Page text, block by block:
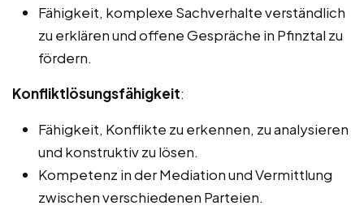
Fähigkeit, komplexe Sachverhalte verständlich
zu erklären und offene Gespräche in Pfinztal zu
fördern.
Konfliktlösungsfähigkeit:
Fähigkeit, Konflikte zu erkennen, zu analysieren
und konstruktiv zu lösen.
Kompetenz in der Mediation und Vermittlung
zwischen verschiedenen Parteien.